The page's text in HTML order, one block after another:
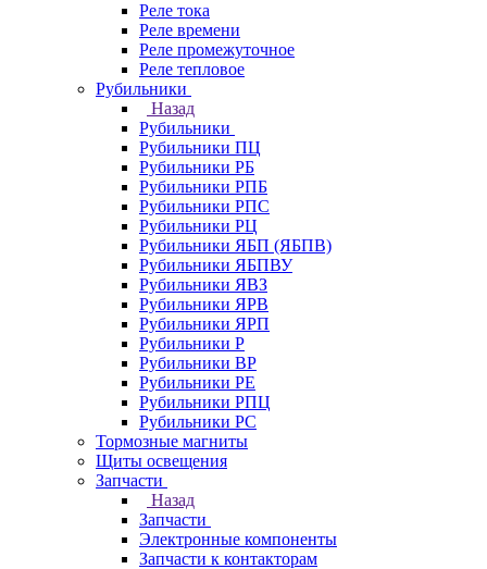
Реле тока
Реле времени
Реле промежуточное
Реле тепловое
Рубильники
Назад
Рубильники
Рубильники ПЦ
Рубильники РБ
Рубильники РПБ
Рубильники РПС
Рубильники РЦ
Рубильники ЯБП (ЯБПВ)
Рубильники ЯБПВУ
Рубильники ЯВЗ
Рубильники ЯРВ
Рубильники ЯРП
Рубильники Р
Рубильники ВР
Рубильники РЕ
Рубильники РПЦ
Рубильники РС
Тормозные магниты
Щиты освещения
Запчасти
Назад
Запчасти
Электронные компоненты
Запчасти к контакторам